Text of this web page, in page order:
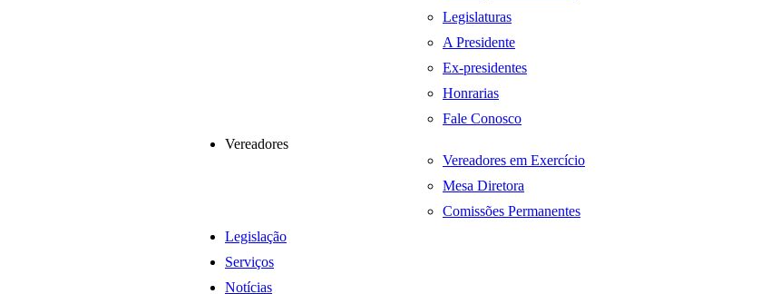
Legislaturas
A Presidente
Ex-presidentes
Honrarias
Fale Conosco
Vereadores
Vereadores em Exercício
Mesa Diretora
Comissões Permanentes
Legislação
Serviços
Notícias